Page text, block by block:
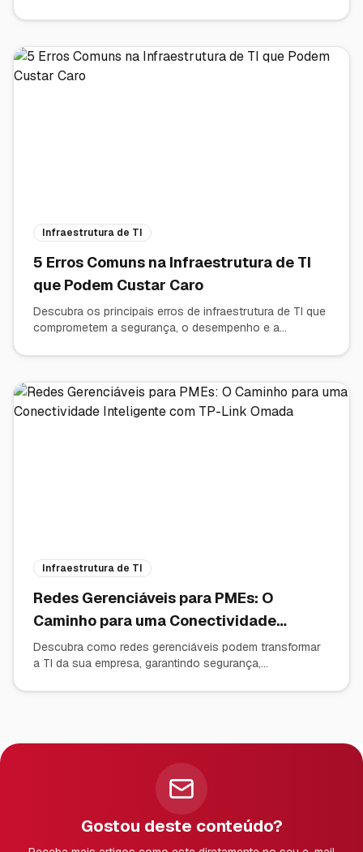
software é vital para a segurança e competitividade do
Infraestrutura de TI
5 Erros Comuns na Infraestrutura de TI
que Podem Custar Caro
Descubra os principais erros de infraestrutura de TI que
comprometem a segurança, o desempenho e a
Infraestrutura de TI
Redes Gerenciáveis para PMEs: O
Caminho para uma Conectividade
Inteligente com TP-Link Omada
Descubra como redes gerenciáveis podem transformar
a TI da sua empresa, garantindo segurança,
TP-Link Omada é a escolha ideal para PMEs.
Gostou deste conteúdo?